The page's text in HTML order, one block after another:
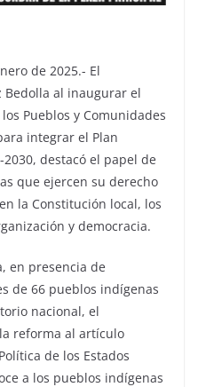
de 2025.- El
al inaugurar el
Pueblos y Comunidades
integrar el Plan
destacó el papel de
que ejercen su derecho
la Constitución local, los
y democracia.
en presencia de
de 66 pueblos indígenas
nacional, el
reforma al artículo
de los Estados
a los pueblos indígenas